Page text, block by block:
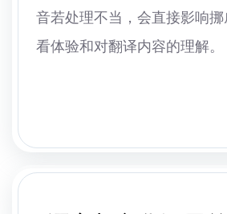
音若处理不当，会直接影响
看体验和对翻译内容的理解。